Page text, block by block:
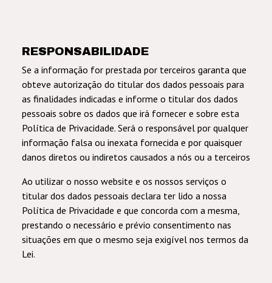
RESPONSABILIDADE
Se a informação for prestada por terceiros garanta que
obteve autorização do titular dos dados pessoais para
as finalidades indicadas e informe o titular dos dados
pessoais sobre os dados que irá fornecer e sobre esta
Política de Privacidade. Será o responsável por qualquer
informação falsa ou inexata fornecida e por quaisquer
danos diretos ou indiretos causados a nós ou a terceiros
Ao utilizar o nosso website e os nossos serviços o
titular dos dados pessoais declara ter lido a nossa
Política de Privacidade e que concorda com a mesma,
prestando o necessário e prévio consentimento nas
situações em que o mesmo seja exigível nos termos da
Lei.